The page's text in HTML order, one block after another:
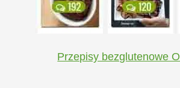
Przepisy bezglutenowe